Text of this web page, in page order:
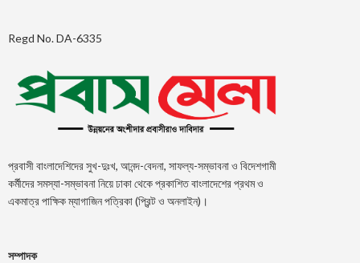
Regd No. DA-6335
প্রবাসী বাংলাদেশিদের সুখ-দুঃখ, আনন্দ-বেদনা, সাফল্য-সম্ভাবনা ও বিদেশগামী
কর্মীদের সমস্যা-সম্ভাবনা নিয়ে ঢাকা থেকে প্রকাশিত বাংলাদেশের প্রথম ও
একমাত্র পাক্ষিক ম্যাগাজিন পত্রিকা (প্রিন্ট ও অনলাইন)।
সম্পাদক